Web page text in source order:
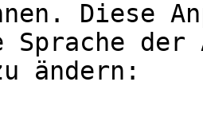
Diese
der
ändern: